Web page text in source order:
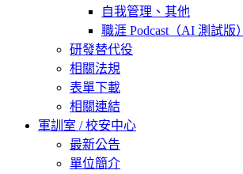
自我管理、其他
職涯 Podcast（AI 測試版）
研發替代役
相關法規
表單下載
相關連結
軍訓室 / 校安中心
最新公告
單位簡介